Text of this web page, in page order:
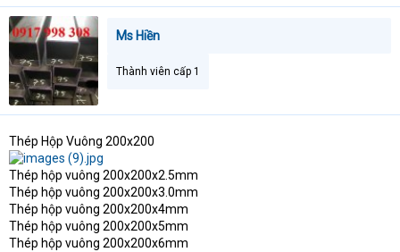
e
a
d
s
t
a
r
e
r
y
g
ử
i
h
a
Ms Hiền
Thành viên cấp 1
Thép Hộp Vuông 200x200
Thép hộp vuông 200x200x2.5mm
Thép hộp vuông 200x200x3.0mm
Thép hộp vuông 200x200x4mm
Thép hộp vuông 200x200x5mm
Thép hộp vuông 200x200x6mm